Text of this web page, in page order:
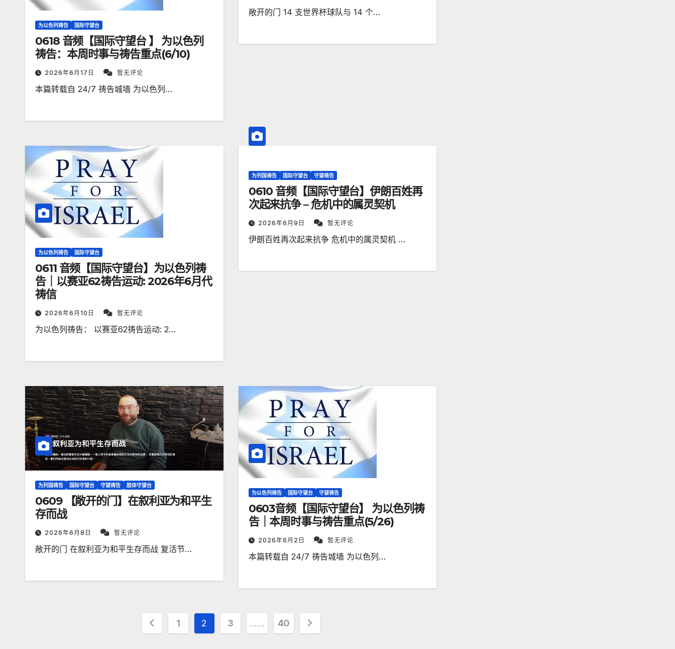
为以色列祷告 国际守望台
0618 音频【国际守望台 】 为以色列
祷告：本周时事与祷告重点(6/10)
2026年6月17日 暂无评论
本篇转载自 24/7 祷告城墙 为以色列…
敞开的门 14 支世界杯球队与 14 个…
为以色列祷告 国际守望台
0611 音频【国际守望台】为以色列祷
告｜以赛亚62祷告运动: 2026年6月代
祷信
2026年6月10日 暂无评论
为以色列祷告： 以赛亚62祷告运动: 2…
为列国祷告 国际守望台 守望祷告
0610 音频【国际守望台】伊朗百姓再
次起来抗争 – 危机中的属灵契机
2026年6月9日 暂无评论
伊朗百姓再次起来抗争 危机中的属灵契机 …
为列国祷告 国际守望台 守望祷告 肢体守望台
0609 【敞开的门】在叙利亚为和平生
存而战
2026年6月8日 暂无评论
敞开的门 在叙利亚为和平生存而战 复活节…
为以色列祷告 国际守望台 守望祷告
0603音频【国际守望台】 为以色列祷
告｜本周时事与祷告重点(5/26)
2026年6月2日 暂无评论
本篇转载自 24/7 祷告城墙 为以色列…
文
1 2 3 …… 40